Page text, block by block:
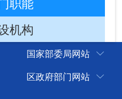
国家部委局网站
区政府部门网站